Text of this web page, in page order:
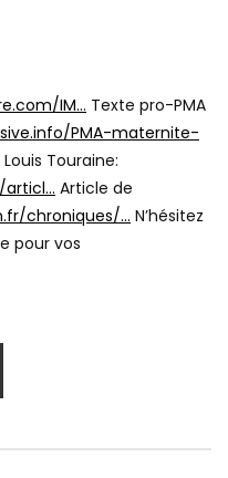
IM… Texte pro-PMA
PMA-maternite-
Touraine:
articl… Article de
chroniques/… N’hésitez
pour vos